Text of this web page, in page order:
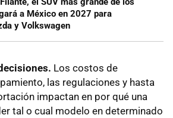
a México en 2027 para
y Volkswagen
Los costos de
las regulaciones y hasta
impactan en por qué una
tal o cual modelo en determinado